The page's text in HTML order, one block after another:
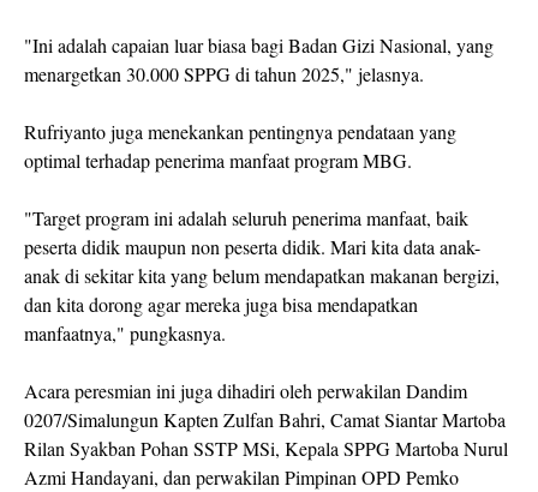
"Ini adalah capaian luar biasa bagi Badan Gizi Nasional, yang
menargetkan 30.000 SPPG di tahun 2025," jelasnya.
Rufriyanto juga menekankan pentingnya pendataan yang
optimal terhadap penerima manfaat program MBG.
"Target program ini adalah seluruh penerima manfaat, baik
peserta didik maupun non peserta didik. Mari kita data anak-
anak di sekitar kita yang belum mendapatkan makanan bergizi,
dan kita dorong agar mereka juga bisa mendapatkan
manfaatnya," pungkasnya.
Acara peresmian ini juga dihadiri oleh perwakilan Dandim
0207/Simalungun Kapten Zulfan Bahri, Camat Siantar Martoba
Rilan Syakban Pohan SSTP MSi, Kepala SPPG Martoba Nurul
Azmi Handayani, dan perwakilan Pimpinan OPD Pemko